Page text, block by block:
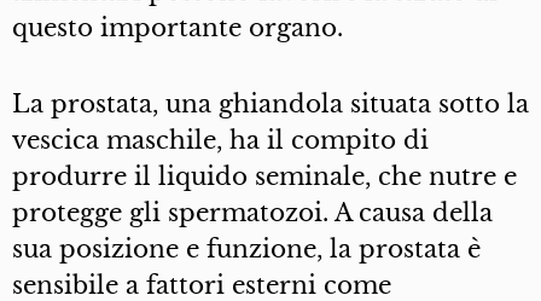
questo importante organo.
La prostata, una ghiandola situata sotto la
vescica maschile, ha il compito di
produrre il liquido seminale, che nutre e
protegge gli spermatozoi. A causa della
sua posizione e funzione, la prostata è
sensibile a fattori esterni come